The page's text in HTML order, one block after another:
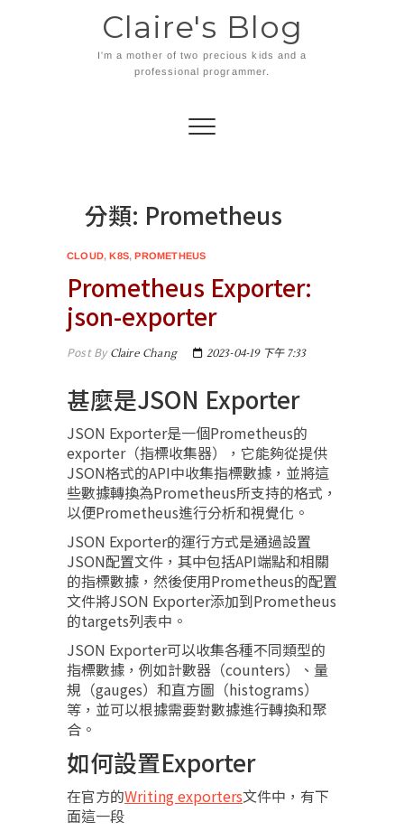
Claire's Blog
I'm a mother of two precious kids and a
professional programmer.
分類: Prometheus
CLOUD,K8S,PROMETHEUS
Prometheus Exporter:
json-exporter
Post ByClaire Chang 2023-04-19 下午 7:33
甚麼是JSON Exporter
JSON Exporter是一個Prometheus的
exporter（指標收集器），它能夠從提供
JSON格式的API中收集指標數據，並將這
些數據轉換為Prometheus所支持的格式，
以便Prometheus進行分析和視覺化。
JSON Exporter的運行方式是通過設置
JSON配置文件，其中包括API端點和相關
的指標數據，然後使用Prometheus的配置
文件將JSON Exporter添加到Prometheus
的targets列表中。
JSON Exporter可以收集各種不同類型的
指標數據，例如計數器（counters）、量
規（gauges）和直方圖（histograms）
等，並可以根據需要對數據進行轉換和聚
合。
如何設置Exporter
在官方的Writing exporters文件中，有下
面這一段